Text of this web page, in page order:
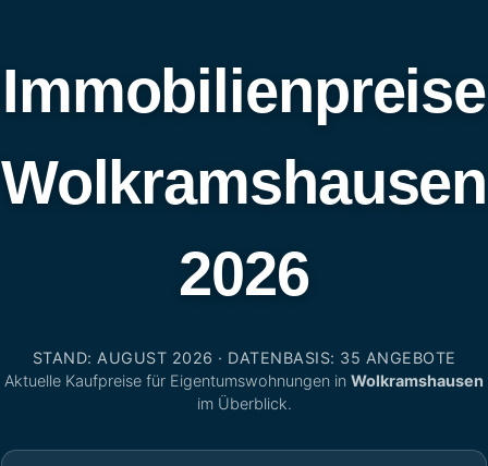
Immobilienpreise
Wolkramshausen
2026
STAND: AUGUST 2026 · DATENBASIS: 35 ANGEBOTE
Aktuelle Kaufpreise für Eigentumswohnungen in Wolkramshausen
im Überblick.